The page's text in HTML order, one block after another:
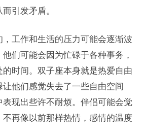
引发矛盾。
，工作和生活的压力可能会逐渐波
们可能会因为忙碌于各种事务，
时间。双子座本身就是热爱自由
他们感觉失去了一些自由空间
表现出些许不耐烦。伴侣可能会觉
再像以前那样热情，感情的温度